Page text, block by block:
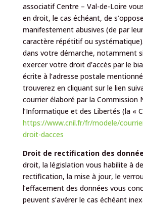
associatif Centre – Val-de-Loire
en droit, le cas échéant, de
manifestement abusives (de par
caractère répétitif ou
dans votre démarche, notamment
exercer votre droit d’accès par le
écrite à l’adresse postale
trouverez en cliquant sur le lien
courrier élaboré par la Commission
l’Informatique et des Libertés (la «
https://www.cnil.fr/fr/modele/
droit-dacces
Droit de rectification des
droit, la législation vous habilite à
rectification, la mise à jour, le
l’effacement des données vous
peuvent s’avérer le cas échéant